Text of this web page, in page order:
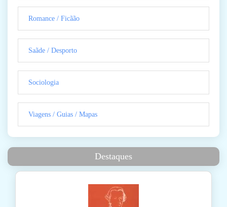
Romance / Ficãão
Saãde / Desporto
Sociologia
Viagens / Guias / Mapas
Destaques